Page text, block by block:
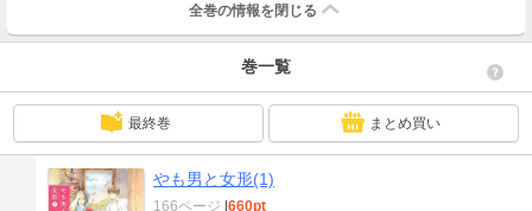
全巻の情報を 閉じる
巻一覧
最終巻 まとめ買い
やも男と女形(1)
166ページ |660pt